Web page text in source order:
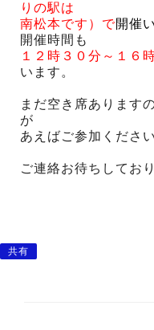
りの駅は
南松本です）で開催
開催時間も
１２時３０分～１６
います。
まだ空き席あります
が
あえばご参加ください
ご連絡お待ちしてお
共有